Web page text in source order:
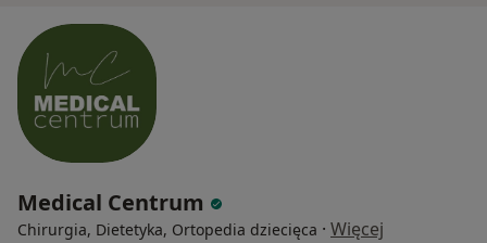
Medical Centrum
Chirurgia, Dietetyka, Ortopedia dziecięca · Więcej